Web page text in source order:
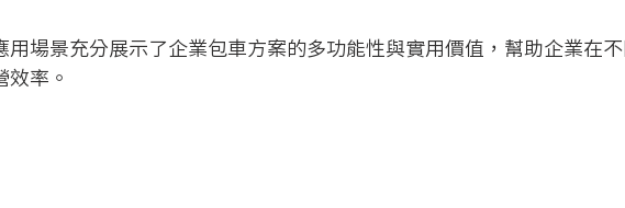
用場景充分展示了企業包車方案的多功能性與實用價值，幫助企業在
效率。